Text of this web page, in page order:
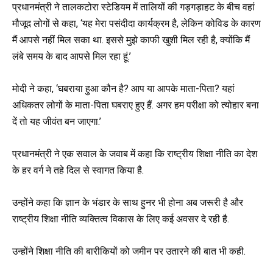
प्रधानमंत्री ने तालकटोरा स्टेडियम में तालियों की गड़गड़ाहट के बीच वहां
मौजूद लोगों से कहा, ‘यह मेरा पसंदीदा कार्यक्रम है, लेकिन कोविड के कारण
मैं आपसे नहीं मिल सका था. इससे मुझे काफी खुशी मिल रही है, क्योंकि मैं
लंबे समय के बाद आपसे मिल रहा हूं.’
मोदी ने कहा, ‘घबराया हुआ कौन है? आप या आपके माता-पिता? यहां
अधिकतर लोगों के माता-पिता घबराए हुए हैं. अगर हम परीक्षा को त्योहार बना
दें तो यह जीवंत बन जाएगा.’
प्रधानमंत्री ने एक सवाल के जवाब में कहा कि राष्ट्रीय शिक्षा नीति का देश
के हर वर्ग ने तहे दिल से स्वागत किया है.
उन्होंने कहा कि ज्ञान के भंडार के साथ हुनर भी होना अब जरूरी है और
राष्ट्रीय शिक्षा नीति व्यक्तित्व विकास के लिए कई अवसर दे रही है.
उन्होंने शिक्षा नीति की बारीकियों को जमीन पर उतारने की बात भी कही.